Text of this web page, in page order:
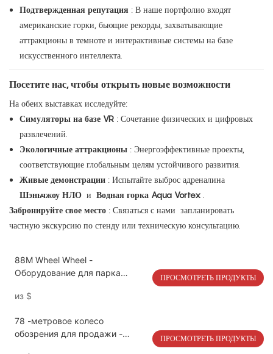
Подтвержденная репутация : В наше портфолио входят
американские горки, бьющие рекорды, захватывающие
аттракционы в темноте и интерактивные системы на базе
искусственного интеллекта.
Посетите нас, чтобы открыть новые возможности
На обеих выставках исследуйте:
Симуляторы на базе VR : Сочетание физических и цифровых
развлечений.
Экологичные аттракционы : Энергоэффективные проекты,
соответствующие глобальным целям устойчивого развития.
Живые демонстрации : Испытайте выброс адреналина
Шэньчжоу НЛО и Водная горка Aqua Vortex
Забронируйте свое место : Связаться с нами запланировать
частную экскурсию по стенду или техническую консультацию.
88M Wheel Wheel -
Оборудование для парка
из $
ПРОСМОТРЕТЬ ПРОДУКТЫ
78 -метровое колесо
обозрения для продажи -
ПРОСМОТРЕТЬ ПРОДУКТЫ